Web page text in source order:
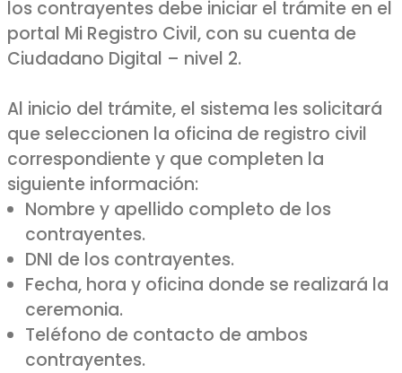
los contrayentes debe iniciar el trámite en el
portal Mi Registro Civil, con su cuenta de
Ciudadano Digital – nivel 2.
Al inicio del trámite, el sistema les solicitará
que seleccionen la oficina de registro civil
correspondiente y que completen la
siguiente información:
Nombre y apellido completo de los
contrayentes.
DNI de los contrayentes.
Fecha, hora y oficina donde se realizará la
ceremonia.
Teléfono de contacto de ambos
contrayentes.